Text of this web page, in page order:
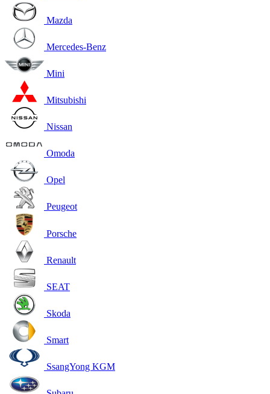
Mazda
Mercedes-Benz
Mini
Mitsubishi
Nissan
Omoda
Opel
Peugeot
Porsche
Renault
SEAT
Skoda
Smart
SsangYong KGM